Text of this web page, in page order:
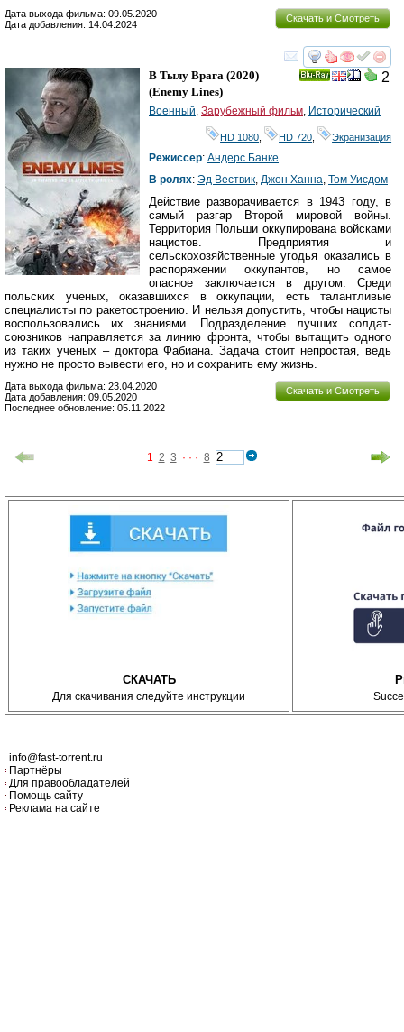
Скачать и Смотреть
Дата выхода фильма: 09.05.2020
Дата добавления: 14.04.2024
смотреть
2
В Тылу Врага (2020)
(Enemy Lines)
Военный, Зарубежный фильм, Исторический
HD 1080 HD 720 Экранизация
Режиссер: Андерс Банке
В ролях: Эд Вествик, Джон Ханна, Том Уисдом
Действие разворачивается в 1943 году, в
самый разгар Второй мировой войны.
Территория Польши оккупирована войсками
нацистов. Предприятия и
сельскохозяйственные угодья оказались в
распоряжении оккупантов, но самое
опасное заключается в другом. Среди
польских ученых, оказавшихся в оккупации, есть талантливые
специалисты по ракетостроению. И нельзя допустить, чтобы нацисты
воспользовались их знаниями. Подразделение лучших солдат-
союзников направляется за линию фронта, чтобы вытащить одного
из таких ученых – доктора Фабиана. Задача стоит непростая, ведь
нужно не просто вывести его, но и сохранить ему жизнь.
Скачать и Смотреть
Дата выхода фильма: 23.04.2020
Дата добавления: 09.05.2020
Последнее обновление: 05.11.2022
1 2 3 · · · 8
СКАЧАТЬ
Для скачивания следуйте инструкции
info@fast-torrent.ru
Партнёры
Для правообладателей
Помощь сайту
Реклама на сайте